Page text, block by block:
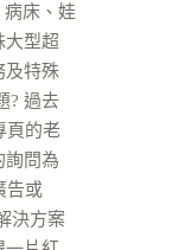
床、娃
大型超
及特殊
? 過去
頁的老
詢問為
告或
決方案